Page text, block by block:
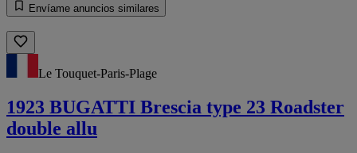
Envíame anuncios similares
Le Touquet-Paris-Plage
1923 BUGATTI Brescia type 23 Roadster
double allu